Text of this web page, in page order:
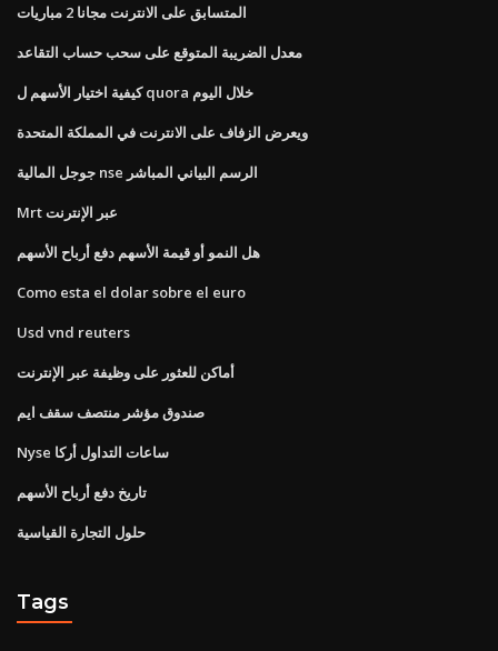
المتسابق على الانترنت مجانا 2 مباريات
معدل الضريبة المتوقع على سحب حساب التقاعد
كيفية اختيار الأسهم ل quora خلال اليوم
ويعرض الزفاف على الانترنت في المملكة المتحدة
جوجل المالية nse الرسم البياني المباشر
Mrt عبر الإنترنت
هل النمو أو قيمة الأسهم دفع أرباح الأسهم
Como esta el dolar sobre el euro
Usd vnd reuters
أماكن للعثور على وظيفة عبر الإنترنت
صندوق مؤشر منتصف سقف ايم
Nyse ساعات التداول أركا
تاريخ دفع أرباح الأسهم
حلول التجارة القياسية
Tags